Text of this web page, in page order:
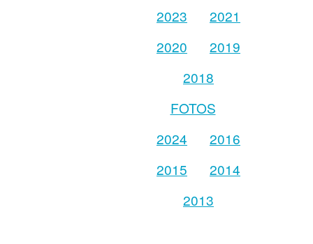
2023
2021
2020
2019
2018
FOTOS
2024
2016
2015
2014
2013